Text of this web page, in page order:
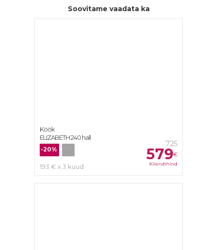
Soovitame vaadata ka
725
579€
Kliendihind
-20%
193 € x 3 kuud
Köök
ELIZABETH 240 hall